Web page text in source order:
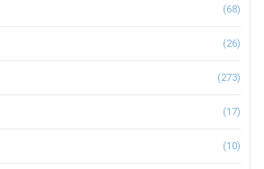
(68)
(26)
(273)
(17)
(10)